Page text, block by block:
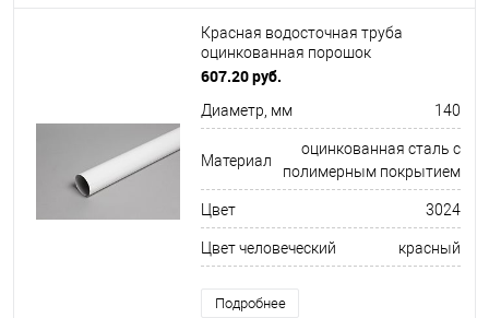
Красная водосточная труба
оцинкованная порошок
ф140х1250мм RAL 3024
607.20 руб.
Диаметр, мм 140
Материал
оцинкованная сталь с
полимерным покрытием
Цвет 3024
Цвет человеческий красный
Подробнее